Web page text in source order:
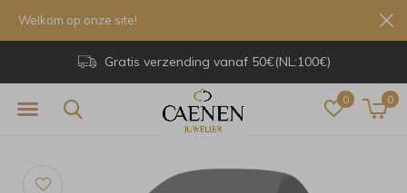
0 0
Gratis verzending vanaf 50€(NL:100€)
Welkom op onze site!